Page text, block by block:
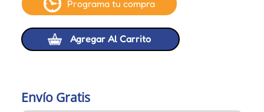
Programa tu compra
Agregar Al Carrito
Envío Gratis